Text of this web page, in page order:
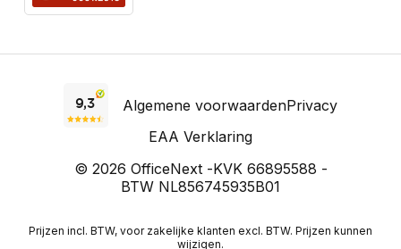
Algemene voorwaardenPrivacy
EAA Verklaring
© 2026 OfficeNext -KVK 66895588 -
BTW NL856745935B01
Prijzen incl. BTW, voor zakelijke klanten excl. BTW. Prijzen kunnen
wijzigen.